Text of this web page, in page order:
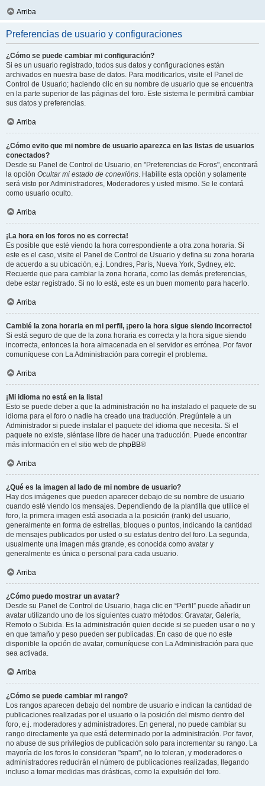
Arriba
Preferencias de usuario y configuraciones
¿Cómo se puede cambiar mi configuración?
Si es un usuario registrado, todos sus datos y configuraciones están
archivados en nuestra base de datos. Para modificarlos, visite el Panel de
Control de Usuario; haciendo clic en su nombre de usuario que se encuentra
en la parte superior de las páginas del foro. Este sistema le permitirá cambiar
sus datos y preferencias.
Arriba
¿Cómo evito que mi nombre de usuario aparezca en las listas de usuarios
conectados?
Desde su Panel de Control de Usuario, en "Preferencias de Foros", encontrará
la opción Ocultar mi estado de conexións. Habilite esta opción y solamente
será visto por Administradores, Moderadores y usted mismo. Se le contará
como usuario oculto.
Arriba
¡La hora en los foros no es correcta!
Es posible que esté viendo la hora correspondiente a otra zona horaria. Si
este es el caso, visite el Panel de Control de Usuario y defina su zona horaria
de acuerdo a su ubicación, e.j. Londres, París, Nueva York, Sydney, etc.
Recuerde que para cambiar la zona horaria, como las demás preferencias,
debe estar registrado. Si no lo está, este es un buen momento para hacerlo.
Arriba
Cambié la zona horaria en mi perfil, ¡pero la hora sigue siendo incorrecto!
Si está seguro de que de la zona horaria es correcta y la hora sigue siendo
incorrecta, entonces la hora almacenada en el servidor es errónea. Por favor
comuníquese con La Administración para corregir el problema.
Arriba
¡Mi idioma no está en la lista!
Esto se puede deber a que la administración no ha instalado el paquete de su
idioma para el foro o nadie ha creado una traducción. Pregúntele a un
Administrador si puede instalar el paquete del idioma que necesita. Si el
paquete no existe, siéntase libre de hacer una traducción. Puede encontrar
más información en el sitio web de phpBB®
Arriba
¿Qué es la imagen al lado de mi nombre de usuario?
Hay dos imágenes que pueden aparecer debajo de su nombre de usuario
cuando esté viendo los mensajes. Dependiendo de la plantilla que utilice el
foro, la primera imagen está asociada a la posición (rank) del usuario,
generalmente en forma de estrellas, bloques o puntos, indicando la cantidad
de mensajes publicados por usted o su estatus dentro del foro. La segunda,
usualmente una imagen más grande, es conocida como avatar y
generalmente es única o personal para cada usuario.
Arriba
¿Cómo puedo mostrar un avatar?
Desde su Panel de Control de Usuario, haga clic en “Perfil” puede añadir un
avatar utilizando uno de los siguientes cuatro métodos: Gravatar, Galería,
Remoto o Subida. Es la administración quien decide si se pueden usar o no y
en que tamaño y peso pueden ser publicadas. En caso de que no este
disponible la opción de avatar, comuníquese con La Administración para que
sea activada.
Arriba
¿Cómo se puede cambiar mi rango?
Los rangos aparecen debajo del nombre de usuario e indican la cantidad de
publicaciones realizadas por el usuario o la posición del mismo dentro del
foro, e.j. moderadores y administradores. En general, no puede cambiar su
rango directamente ya que está determinado por la administración. Por favor,
no abuse de sus privilegios de publicación solo para incrementar su rango. La
mayoría de los foros lo consideran "spam", no lo toleran, y moderadores o
administradores reducirán el número de publicaciones realizadas, llegando
incluso a tomar medidas mas drásticas, como la expulsión del foro.